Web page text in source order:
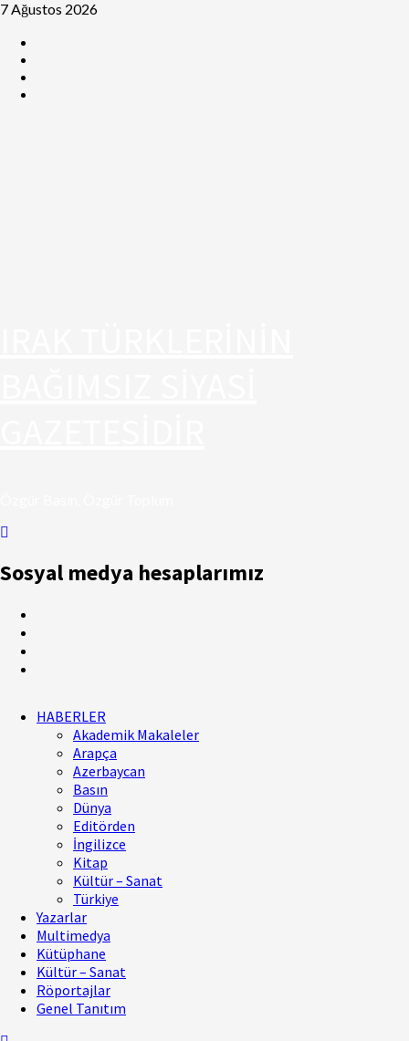
7 Ağustos 2026
Sosyal medya hesaplarımız
HABERLER
Akademik Makaleler
Arapça
Azerbaycan
Basın
Dünya
Editörden
İngilizce
Kitap
Kültür – Sanat
Türkiye
Yazarlar
Multimedya
Kütüphane
Kültür – Sanat
Röportajlar
Genel Tanıtım